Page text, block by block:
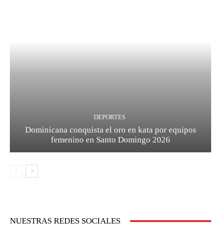
DEPORTES
Dominicana conquista el oro en kata por equipos
femenino en Santo Domingo 2026
NUESTRAS REDES SOCIALES